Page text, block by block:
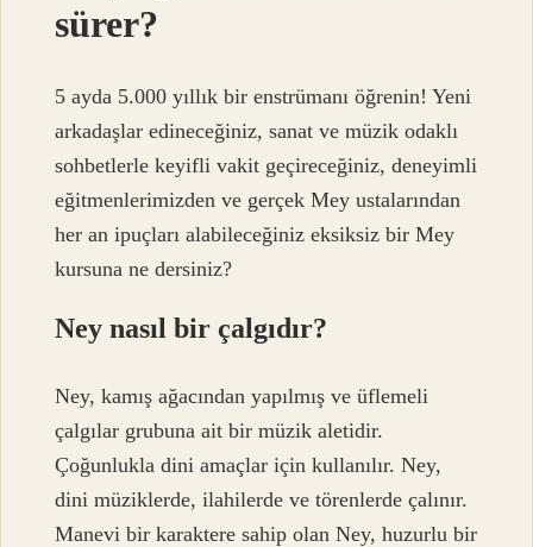
sürer?
5 ayda 5.000 yıllık bir enstrümanı öğrenin! Yeni
arkadaşlar edineceğiniz, sanat ve müzik odaklı
sohbetlerle keyifli vakit geçireceğiniz, deneyimli
eğitmenlerimizden ve gerçek Mey ustalarından
her an ipuçları alabileceğiniz eksiksiz bir Mey
kursuna ne dersiniz?
Ney nasıl bir çalgıdır?
Ney, kamış ağacından yapılmış ve üflemeli
çalgılar grubuna ait bir müzik aletidir.
Çoğunlukla dini amaçlar için kullanılır. Ney,
dini müziklerde, ilahilerde ve törenlerde çalınır.
Manevi bir karaktere sahip olan Ney, huzurlu bir